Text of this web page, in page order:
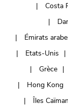
Costa
Émirats
Etats-Unis
Grèce
Hong Kong
Îles